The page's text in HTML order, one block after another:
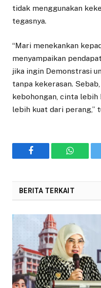
tidak menggunakan
tegasnya.
“Mari menekankan
menyampaikan
jika ingin Demonstrasi
tanpa kekerasan.
kebohongan, cinta lebih
lebih kuat dari perang,”
Facebook
BERITA TERKAIT